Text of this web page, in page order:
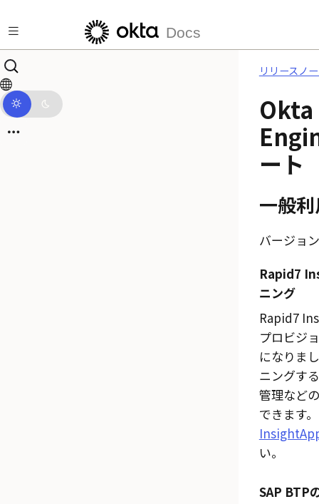
Docs
リリースノ
Okta
ート
一般
バージョ
Rapid7
ニング
Rapid7
プロビジ
になりま
ニングす
管理など
できます
い。
SAP BTP